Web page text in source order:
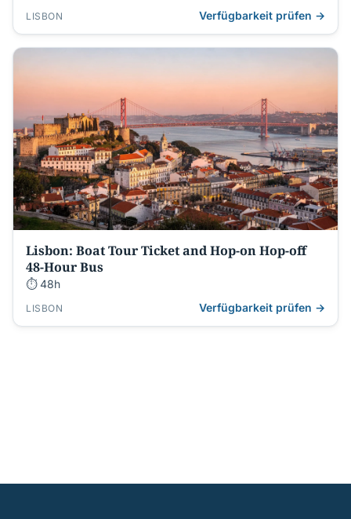
LISBON Verfügbarkeit prüfen →
Lisbon: Boat Tour Ticket and Hop-on Hop-off
48-Hour Bus
⏱ 48h
LISBON Verfügbarkeit prüfen →